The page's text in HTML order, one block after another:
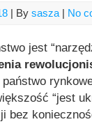
| By sasza | No
jest
“jest
bez